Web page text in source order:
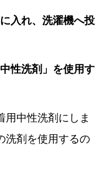
入れ、洗濯機へ投
性洗剤」を使用す
用中性洗剤にしま
洗剤を使用するの